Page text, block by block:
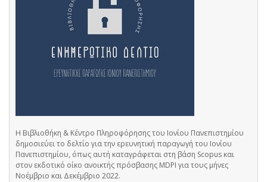
Η Βιβλιοθήκη & Κέντρο Πληροφόρησης του Ιονίου Πανεπιστημίου
δημοσιεύει το δελτίο για την ερευνητική παραγωγή του Ιονίου
Πανεπιστημίου, όπως αυτή καταγράφεται στη βάση Scopus και
στον εκδοτικό οίκο ανοικτής πρόσβασης MDPI για τους μήνες
Νοέμβριο και Δεκέμβριο 2022.